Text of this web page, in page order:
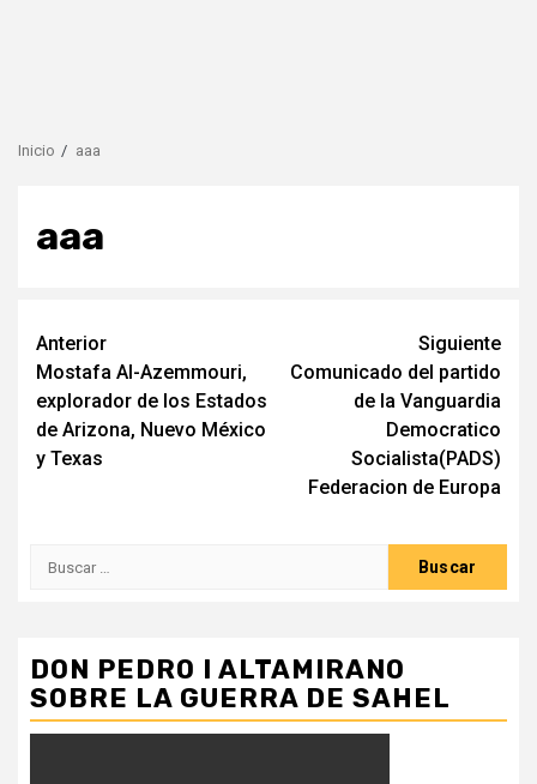
Inicio aaa
aaa
Seguir
leyendo
Anterior
Mostafa Al-Azemmouri,
explorador de los Estados
de Arizona, Nuevo México
y Texas
Siguiente
Comunicado del partido
de la Vanguardia
Democratico
Socialista(PADS)
Federacion de Europa
Buscar:
DON PEDRO I ALTAMIRANO
SOBRE LA GUERRA DE SAHEL